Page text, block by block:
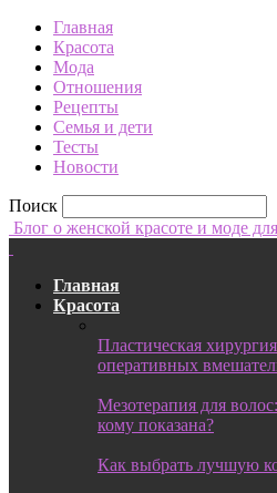
Главная
Красота
Мода
Отношения
Рецепты
Семья и дети
Тесты
Новости
Поиск
Блог о женской красоте и моде
Главная
Красота
Пластическая
оперативных
Мезотерапия для
кому показана?
Как выбрать лучшую